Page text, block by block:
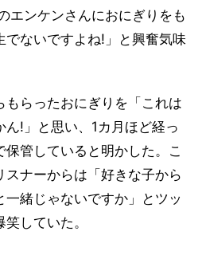
エンケンさんにおにぎりをも
でないですよね!」と興奮気味
もらったおにぎりを「これは
!」と思い、1カ月ほど経っ
管していると明かした。こ
ナーからは「好きな子から
緒じゃないですか」とツッ
していた。